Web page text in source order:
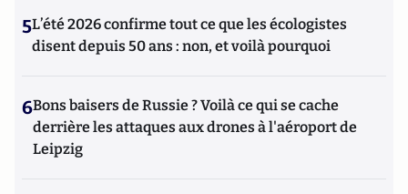
5L’été 2026 confirme tout ce que les écologistes
disent depuis 50 ans : non, et voilà pourquoi
6Bons baisers de Russie ? Voilà ce qui se cache
derrière les attaques aux drones à l'aéroport de
Leipzig